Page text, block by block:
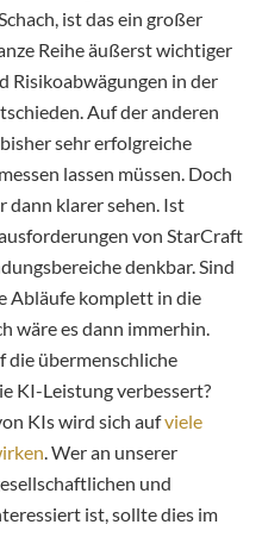
ist das ein großer
Reihe äußerst wichtiger
Risikoabwägungen in der
Auf der anderen
sehr erfolgreiche
lassen müssen. Doch
dann klarer sehen. Ist
von StarCraft
denkbar. Sind
Abläufe komplett in die
wäre es dann immerhin.
übermenschliche
KI-Leistung verbessert?
KIs wird sich aufviele
. Wer an unserer
und
ist, sollte dies im